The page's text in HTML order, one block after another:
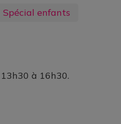
Spécial enfants
à 16h30.